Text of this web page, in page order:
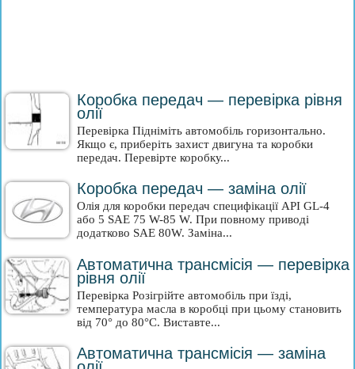
Коробка передач — перевірка рівня
олії
Перевірка Підніміть автомобіль горизонтально.
Якщо є, приберіть захист двигуна та коробки
передач. Перевірте коробку...
Коробка передач — заміна олії
Олія для коробки передач специфікації API GL-4
або 5 SAE 75 W-85 W. При повному приводі
додатково SAE 80W. Заміна...
Автоматична трансмісія — перевірка
рівня олії
Перевірка Розігрійте автомобіль при їзді,
температура масла в коробці при цьому становить
від 70° до 80°C. Виставте...
Автоматична трансмісія — заміна